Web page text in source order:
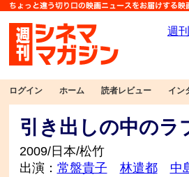
ログイン ホーム 読者レビュー イン
引き出しの中のラ
2009/日本/松竹
出演： 常盤貴子 林遣都 中